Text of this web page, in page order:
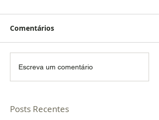
Comentários
Escreva um comentário
Posts Recentes